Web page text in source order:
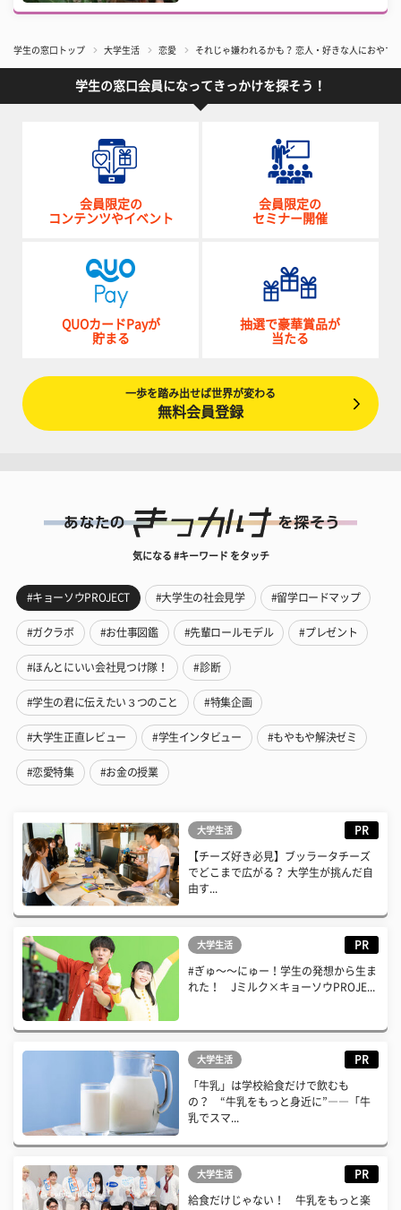
学生の窓口トップ 大学生活 恋愛 それじゃ嫌われるかも？ 恋人・好きな人におやす
学生の窓口会員になってきっかけを探そう！
会員限定の
コンテンツやイベント
会員限定の
セミナー開催
QUOカードPayが
貯まる
抽選で豪華賞品が
当たる
一歩を踏み出せば世界が変わる
無料会員登録
気になる #キーワード をタッチ
#キョーソウPROJECT #大学生の社会見学 #留学ロードマップ
#ガクラボ #お仕事図鑑 #先輩ロールモデル #プレゼント
#ほんとにいい会社見つけ隊！ #診断
#学生の君に伝えたい３つのこと #特集企画
#大学生正直レビュー #学生インタビュー #もやもや解決ゼミ
#恋愛特集 #お金の授業
大学生活 PR
【チーズ好き必見】ブッラータチーズ
でどこまで広がる？ 大学生が挑んだ自
由す...
大学生活 PR
#ぎゅ〜〜にゅー！学生の発想から生ま
れた！ Jミルク×キョーソウPROJE...
大学生活 PR
「牛乳」は学校給食だけで飲むも
の？ “牛乳をもっと身近に”――「牛
乳でスマ...
大学生活 PR
給食だけじゃない！ 牛乳をもっと楽